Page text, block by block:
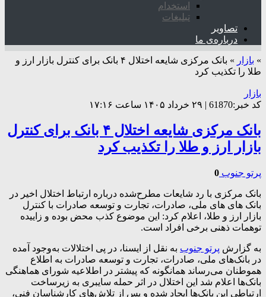
استخدام
تبلیغات
تصاویر
درباره‌ی ما
» بازار »
بانک مرکزی شایعه اختلال ۴ بانک برای کنترل بازار ارز و
طلا را تکذیب کرد
بازار
کد خبر:61870 | ۲۹ خرداد ۱۴۰۵ ساعت ۱۷:۱۶
بانک مرکزی شایعه اختلال ۴ بانک برای کنترل
بازار ارز و طلا را تکذیب کرد
پرتو جنوب 0
بانک مرکزی با رد شایعات مطرح‌شده درباره ارتباط اختلال اخیر در
بانک های های ملی، صادرات، تجارت و توسعه صادرات با کنترل
بازار ارز و طلا، اعلام کرد: این موضوع کذب محض بوده و زاییده
توهمات ذهنی برخی افراد است.
به گزارش پرتو جنوب به نقل از ایسنا، در پی اختلالات به‌وجود آمده
در بانک‌های ملی، صادرات، تجارت و توسعه صادرات به اطلاع
هموطنان می‌رساند همانگونه که پیشتر در اطلاعیه شورای هماهنگی
بانک‌ها اعلام شد این اختلال در اثر حمله سایبری به زیرساخت‌
ارتباطی این بانک‌ها ایجاد شده و پس از تلاش‌های کارشناسان فنی،